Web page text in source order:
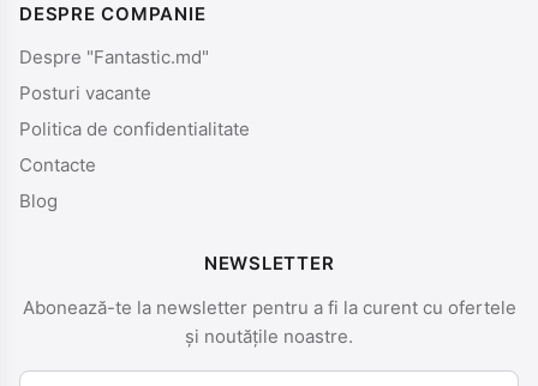
DESPRE COMPANIE
Despre "Fantastic.md"
Posturi vacante
Politica de confidentialitate
Contacte
Blog
NEWSLETTER
Abonează-te la newsletter pentru a fi la curent cu ofertele
și noutățile noastre.
Nume și prenume